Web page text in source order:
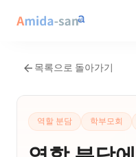
목록으로 돌아가기
역할 분담 학부모회